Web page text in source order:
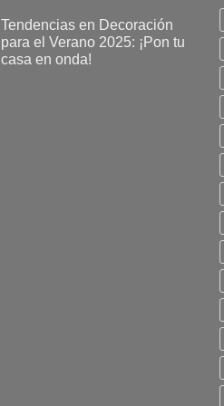
Tendencias en Decoración
para el Verano 2025: ¡Pon tu
casa en onda!